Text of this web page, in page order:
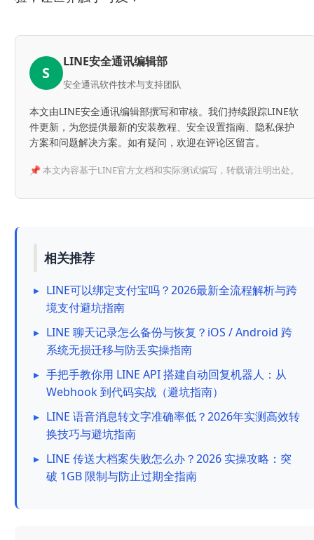
S
LINE安全通讯编辑部
安全通讯软件技术与支持团队
本文由LINE安全通讯编辑部撰写和审核。我们持续跟踪LINE软
件更新，为您提供最新的安装教程、安全设置指南、隐私保护
方案和问题解决方案。如有疑问，欢迎在评论区留言。
📌 本文内容基于LINE官方文档和实际测试编写，转载请注明出处。
相关推荐
▸ LINE可以绑定支付宝吗？2026最新全流程解析与跨
境支付避坑指南
▸ LINE 聊天记录怎么备份与恢复？iOS / Android 跨
系统无损迁移与防丢实操指南
▸ 手把手教你用 LINE API 搭建自动回复机器人：从
Webhook 到代码实战（避坑指南）
▸ LINE 语音消息转文字准确率低？2026年实测高效转
换技巧与避坑指南
▸ LINE 传送大档案失败怎么办？2026 实操攻略：突
破 1GB 限制与防止过期全指南